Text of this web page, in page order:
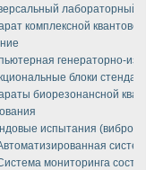
лабораторный
комплексной
генераторно-
блоки стенда
биорезонансной
испытания
мониторинга